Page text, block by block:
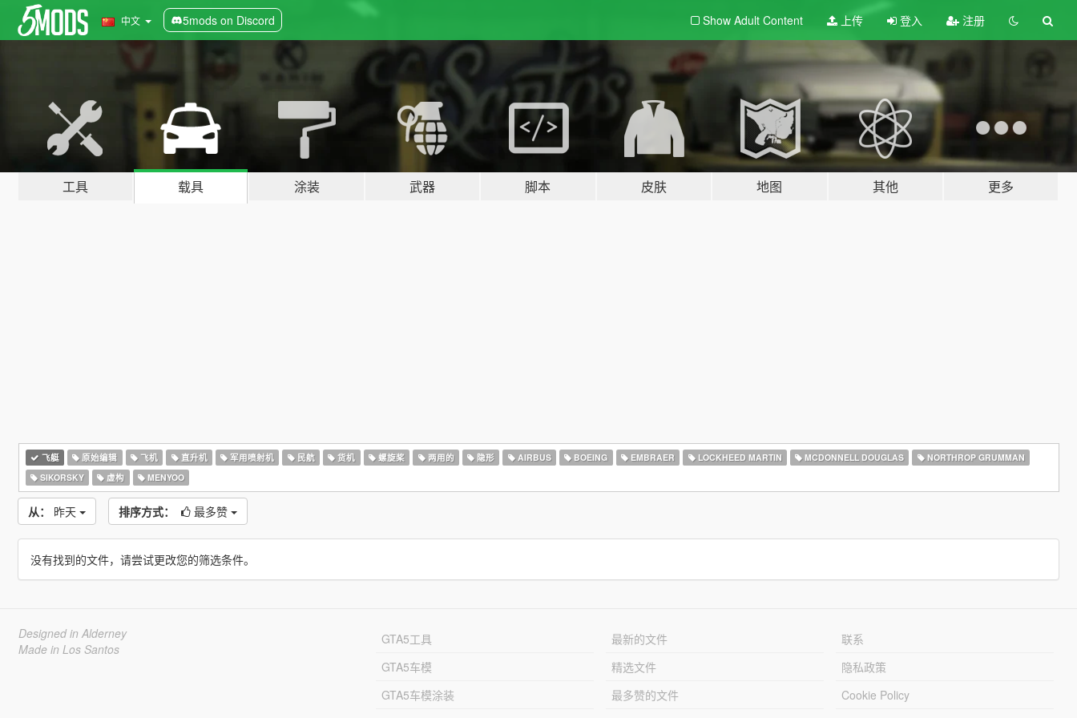
中文 5mods on Discord Show Adult Content 上传 登入 注册
工具 载具 涂装 武器 脚本 皮肤 地图 其他 更多
飞艇 原始编辑 飞机 直升机 军用喷射机 民航 货机 螺旋桨 两用的 隐形 AIRBUS BOEING EMBRAER LOCKHEED MARTIN MCDONNELL DOUGLAS
NORTHROP GRUMMAN
SIKORSKY
虚构 MENYOO
从： 昨天 排序方式： 最多赞
没有找到的文件，请尝试更改您的筛选条件。
Designed in Alderney
Made in Los Santos
GTA5工具
GTA5车模
GTA5车模涂装
最新的文件
精选文件
最多赞的文件
联系
隐私政策
Cookie Policy